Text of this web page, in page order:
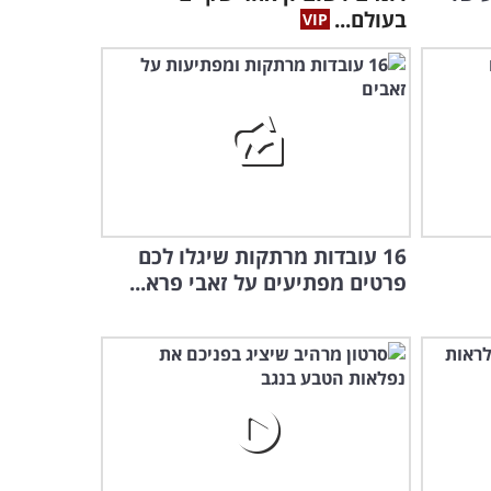
בעולם...
16 עובדות מרתקות שיגלו לכם
פרטים מפתיעים על זאבי פרא...